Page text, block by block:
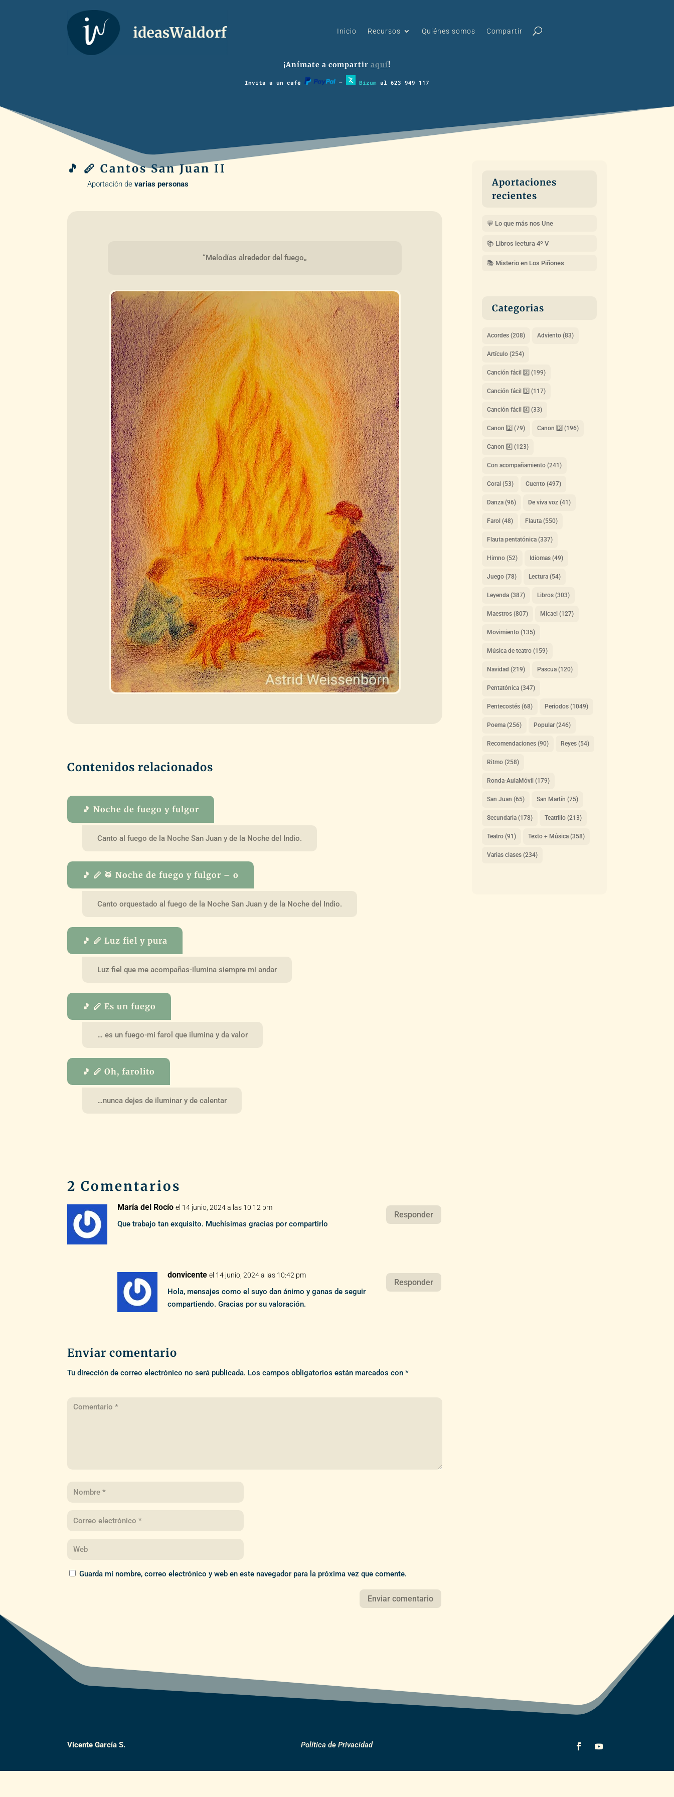
Inicio Recursos Quiénes somos Compartir
¡Anímate a compartir aquí!
Invita a un café – Bizum al 623 949 117
🎵 🪈 Cantos San Juan II
Aportación devarias personas
“Melodías alrededor del fuego„
Contenidos relacionados
🎵 Noche de fuego y fulgor
Canto al fuego de la Noche San Juan y de la Noche del Indio.
🎵 🪈 🥁 Noche de fuego y fulgor – o
Canto orquestado al fuego de la Noche San Juan y de la Noche del Indio.
🎵 🪈 Luz fiel y pura
Luz fiel que me acompañas-ilumina siempre mi andar
🎵 🪈 Es un fuego
… es un fuego-mi farol que ilumina y da valor
🎵 🪈 Oh, farolito
…nunca dejes de iluminar y de calentar
2 Comentarios
María del Rocío el 14 junio, 2024 a las 10:12 pm
Que trabajo tan exquisito. Muchísimas gracias por compartirlo
Responder
donvicente el 14 junio, 2024 a las 10:42 pm
Hola, mensajes como el suyo dan ánimo y ganas de seguir
compartiendo. Gracias por su valoración.
Responder
Enviar comentario
Tu dirección de correo electrónico no será publicada. Los campos obligatorios están marcados con*
Guarda mi nombre, correo electrónico y web en este navegador para la próxima vez que comente.
Aportaciones
recientes
💬 Lo que más nos Une
📚 Libros lectura 4º V
📚 Misterio en Los Piñones
Categorias
Acordes(208) Adviento(83)
Artículo(254)
Canción fácil 2️⃣ (199)
Canción fácil 3️⃣ (117)
Canción fácil 4️⃣ (33)
Canon 2️⃣ (79) Canon 3️⃣ (196)
Canon 4️⃣ (123)
Con acompañamiento(241)
Coral (53) Cuento(497)
Danza(96) De viva voz(41)
Farol (48) Flauta(550)
Flauta pentatónica(337)
Himno(52) Idiomas(49)
Juego(78) Lectura(54)
Leyenda(387) Libros(303)
Maestros(807) Micael (127)
Movimiento(135)
Música de teatro(159)
Navidad (219) Pascua(120)
Pentatónica(347)
Pentecostés(68) Periodos(1049)
Poema(256) Popular(246)
Recomendaciones(90) Reyes(54)
Ritmo(258)
Ronda-AulaMóvil (179)
San Juan (65) San Martín (75)
Secundaria(178) Teatrillo(213)
Teatro(91) Texto + Música(358)
Varias clases(234)
Vicente García S. Política de Privacidad